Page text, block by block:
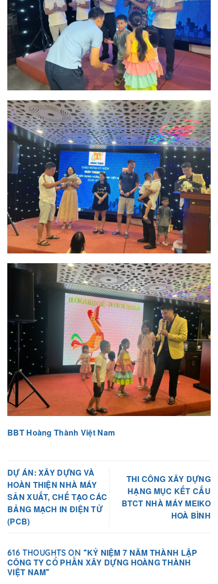
BBT Hoàng Thành Việt Nam
DỰ ÁN: XÂY DỰNG VÀ
HOÀN THIỆN NHÀ MÁY
SẢN XUẤT, CHẾ TẠO CÁC
BẢNG MẠCH IN ĐIỆN TỬ
(PCB)
THI CÔNG XÂY DỰNG
HẠNG MỤC KẾT CẤU
BTCT NHÀ MÁY MEIKO
HOÀ BÌNH
616 THOUGHTS ON “KỶ NIỆM 7 NĂM THÀNH LẬP
CÔNG TY CỔ PHẦN XÂY DỰNG HOÀNG THÀNH
VIỆT NAM”